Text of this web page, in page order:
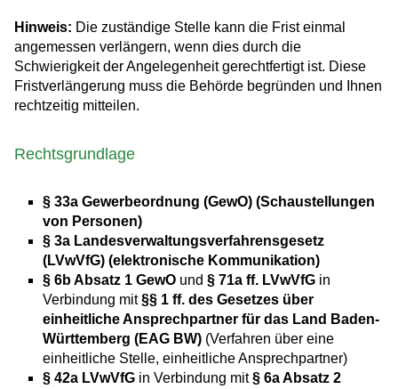
Hinweis: Die zuständige Stelle kann die Frist einmal
angemessen verlängern, wenn dies durch die
Schwierigkeit der Angelegenheit gerechtfertigt ist. Diese
Fristverlängerung muss die Behörde begründen und Ihnen
rechtzeitig mitteilen.
Rechtsgrundlage
§ 33a Gewerbeordnung (GewO) (Schaustellungen
von Personen)
§ 3a Landesverwaltungsverfahrensgesetz
(LVwVfG) (elektronische Kommunikation)
§ 6b Absatz 1 GewO und § 71a ff. LVwVfG in
Verbindung mit§§ 1 ff. des Gesetzes über
einheitliche Ansprechpartner für das Land Baden-
Württemberg (EAG BW) (Verfahren über eine
einheitliche Stelle, einheitliche Ansprechpartner)
§ 42a LVwVfG in Verbindung mit§ 6a Absatz 2